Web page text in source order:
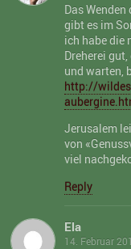
Das
gibt es im
ich habe die
Dreherei
und warten,
http://
Jerusalem
von
viel
Reply
Ela
14. Februar